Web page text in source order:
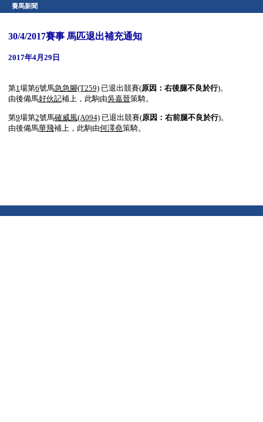
賽馬新聞
30/4/2017賽事 馬匹退出補充通知
2017年4月29日
第1場第6號馬急急腳(T259) 已退出競賽(原因： 右後腿不良於行)。
由後備馬好伙記補上，此駒由吳嘉晉策騎。
第9場第2號馬確威風(A094) 已退出競賽(原因： 右前腿不良於行)。
由後備馬華飛補上，此駒由何澤堯策騎。